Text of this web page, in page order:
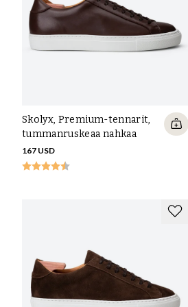
erilaisista muovimateriaaleista. Tässä
samaa materiaalia kuin kehystetyissä
puristettu muokattaviksi levyiksi),
herkkä kuin pukukengissä, mutta
kasviparkitut päälliset sileän nahan
takaamiseksi, paksut
sivupohjaompeleilla, jotka
olisivat todella laadukkaat.
Voidaanko lenkkareita
ne on tehty ns. sidewall stitched -
suutarilla on sivutikkausompelukone,
Skolyx, Premium-tennarit,
tummanruskeaa nahkaa
167 USD